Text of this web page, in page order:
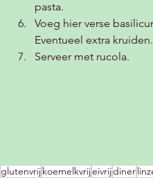
pasta.
Voeg hier verse
Eventueel extra kruiden.
Serveer met rucola.
glutenvrij koemelkvrijeivrijdiner